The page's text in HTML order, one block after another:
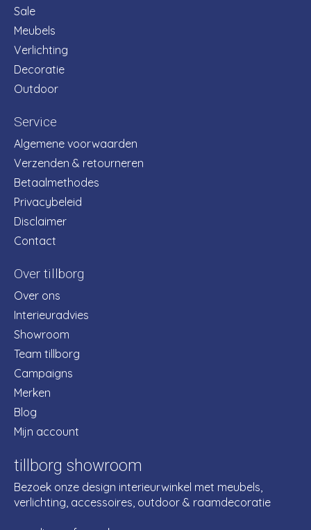
Sale
Meubels
Verlichting
Decoratie
Outdoor
Service
Algemene voorwaarden
Verzenden & retourneren
Betaalmethodes
Privacybeleid
Disclaimer
Contact
Over tillborg
Over ons
Interieuradvies
Showroom
Team tillborg
Campaigns
Merken
Blog
Mijn account
tillborg showroom
Bezoek onze design interieurwinkel met meubels,
verlichting, accessoires, outdoor & raamdecoratie